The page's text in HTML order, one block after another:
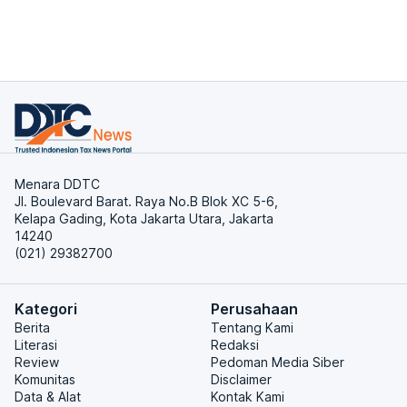
Menara DDTC
Jl. Boulevard Barat. Raya No.B Blok XC 5-6,
Kelapa Gading, Kota Jakarta Utara, Jakarta
14240
(021) 29382700
Kategori
Berita
Literasi
Review
Komunitas
Data & Alat
Perusahaan
Tentang Kami
Redaksi
Pedoman Media Siber
Disclaimer
Kontak Kami